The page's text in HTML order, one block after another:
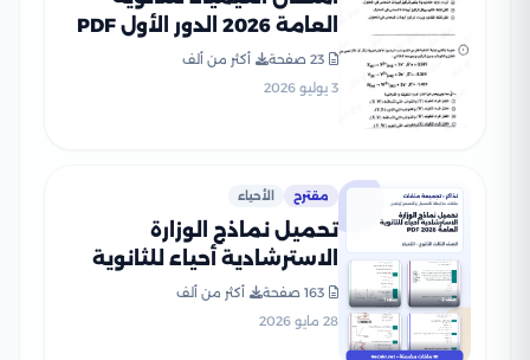
العامة 2026 الدور الأول PDF
لطلاب الصف الثالث الثانوي
23 صفحة
أكثر من ألف
3 يوليو 2026
مقترح الأحياء
تحميل نماذج الوزارة
الاسترشادية أحياء للثانوية
العامة 2026 PDF
163 صفحة
أكثر من ألف
28 مايو 2026